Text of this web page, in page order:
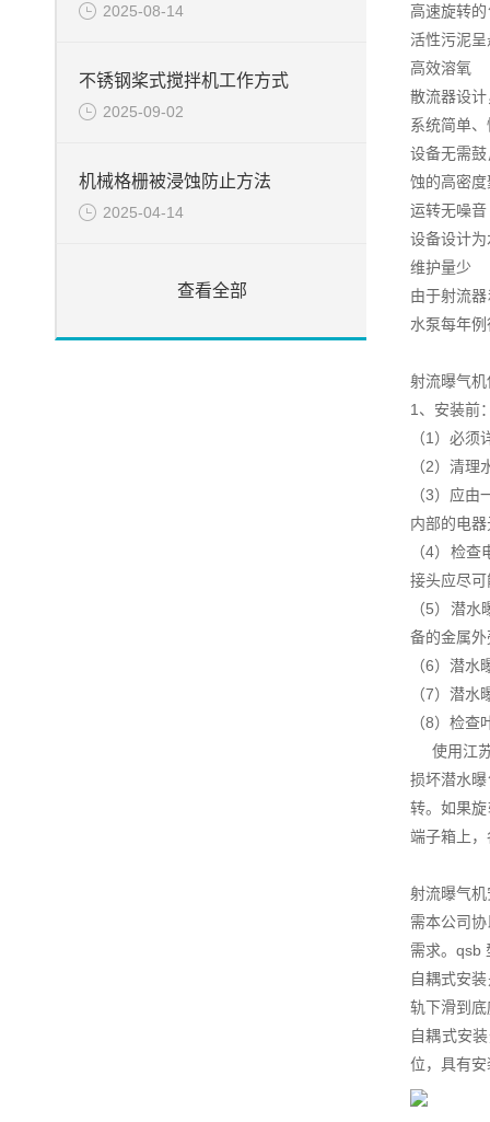
2025-08-14
不锈钢桨式搅拌机工作方式
2025-09-02
机械格栅被浸蚀防止方法
2025-04-14
查看全部
高速旋转
活性污泥
高效溶氧
散流器设
系统简单
设备无需
蚀的高密
运转无噪音
设备设计
维护量少
由于射流
水泵每年
射流曝气
1、安装前
（1）必
（2）清
（3）应
内部的电
（4）检
接头应尽
（5）潜
备的金属
（6）潜
（7）潜
（8）检查
使用江苏
损坏潜水
转。如果
端子箱上
射流曝气
需本公司
需求。qsb
自耦式安
轨下滑到
自耦式安
位，具有